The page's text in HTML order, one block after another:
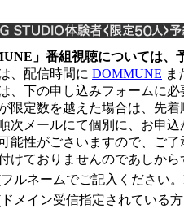
」番組視聴については、
、配信時間に DOMMUNE ま
、下の申し込みフォームに
限定数を越えた場合は、先着
次メールにて個別に、お申
能性がごさいますので、ご了
けておりませんのであしから
ルネームでご記入ください。
メイン受信指定されている